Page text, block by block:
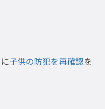
に子供の防犯を再確認を